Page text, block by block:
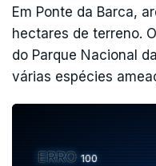
Em Ponte da Barca,
hectares de terreno.
do Parque Nacional
várias espécies
ERRO100